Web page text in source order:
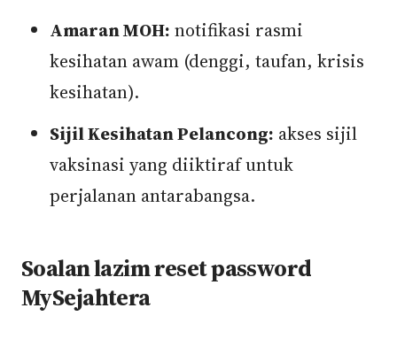
Amaran MOH: notifikasi rasmi
kesihatan awam (denggi, taufan, krisis
kesihatan).
Sijil Kesihatan Pelancong: akses sijil
vaksinasi yang diiktiraf untuk
perjalanan antarabangsa.
Soalan lazim reset password
MySejahtera